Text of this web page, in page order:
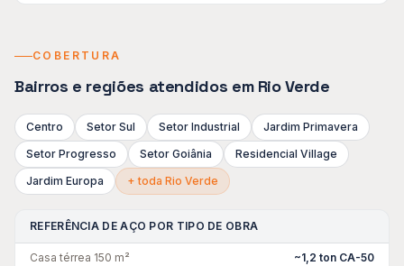
COBERTURA
Bairros e regiões atendidos em Rio Verde
Centro Setor Sul Setor Industrial
Jardim Primavera
Setor Progresso
Setor Goiânia
Residencial Village
Jardim Europa
+ toda Rio Verde
REFERÊNCIA DE AÇO POR TIPO DE OBRA
Casa térrea 150 m² ~1,2 ton CA-50